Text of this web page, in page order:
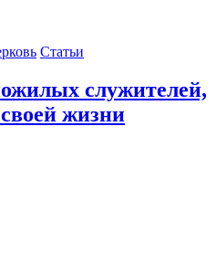
Статьи
служителей,
жизни